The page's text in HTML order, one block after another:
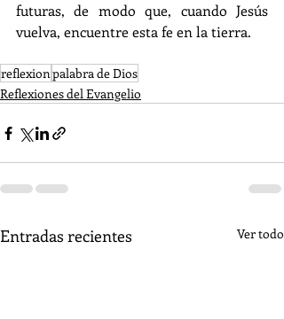
futuras, de modo que, cuando Jesús
vuelva, encuentre esta fe en la tierra.
reflexionpalabra de Dios
Reflexiones del Evangelio
Entradas recientes Ver todo